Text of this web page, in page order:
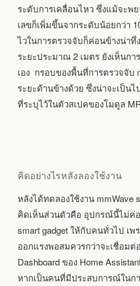
ระดับการเคลื่อนไหว ซึ่งแม้จะพ
เลขก็เพิ่มขึ้นจากระดับน้อยกว่า
ไวในการตรวจจับก็ค่อนข้างน่า
ระยะประมาณ 2 เมตร ยังเห็นก
เอง กรอบของพื้นที่การตรวจจับ
ระยะด้านข้างด้วย ซึ่งน่าจะเป็น
ที่ระบุไว้ในตัวสเปคของโมดูล
คิดอย่างไรหลังลองใช้งาน
หลังได้ทดลองใช้งาน mmWave
คิดเห็นส่วนตัวคือ อุปกรณ์นี้ไม่ค่
smart gadget ให้กับคนทั่วไป เพ
ออกแรงพอสมควรกว่าจะเชื่อมต่
Dashboard ของ Home
หากเป็นคนที่มีประสบการณ์ในก